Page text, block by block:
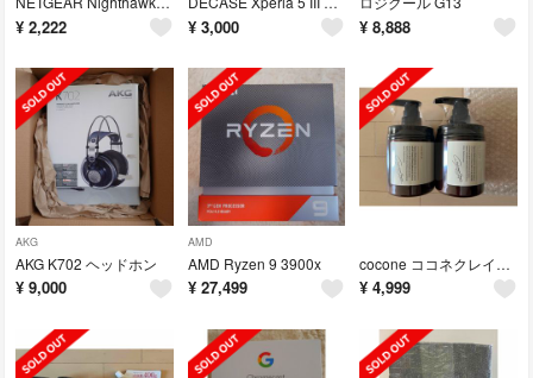
¥ 2,222 ¥ 3,000 ¥ 8,888
AKG
AKG K702 ヘッドホン
¥ 9,000
AMD
AMD Ryzen 9 3900x
¥ 27,499
cocone ココネクレイクリームシャンプー
¥ 4,999